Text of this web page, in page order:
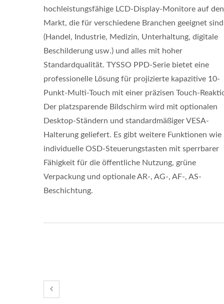
hochleistungsfähige LCD-Display-Monitore auf den
Markt, die für verschiedene Branchen geeignet sind
(Handel, Industrie, Medizin, Unterhaltung, digitale
Beschilderung usw.) und alles mit hoher
Standardqualität. TYSSO PPD-Serie bietet eine
professionelle Lösung für projizierte kapazitive 10-
Punkt-Multi-Touch mit einer präzisen Touch-
Der platzsparende Bildschirm wird mit optionalen
Desktop-Ständern und standardmäßiger VESA-
Halterung geliefert. Es gibt weitere Funktionen wie
individuelle OSD-Steuerungstasten mit sperrbarer
Fähigkeit für die öffentliche Nutzung, grüne
Verpackung und optionale AR-, AG-, AF-, AS-
Beschichtung.